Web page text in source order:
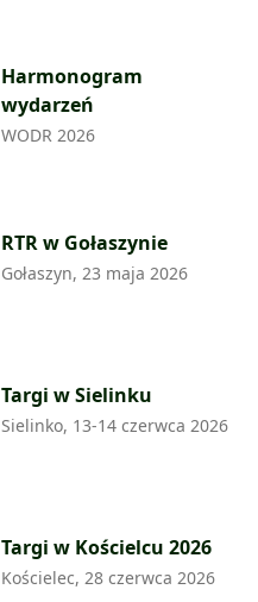
Harmonogram
wydarzeń
WODR 2026
RTR w Gołaszynie
Gołaszyn, 23 maja 2026
Targi w Sielinku
Sielinko, 13-14 czerwca 2026
Targi w Kościelcu 2026
Kościelec, 28 czerwca 2026